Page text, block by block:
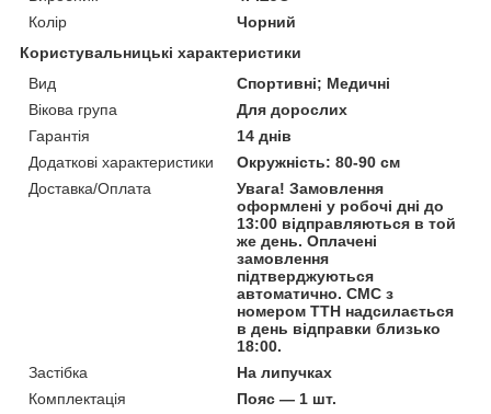
Колір
Чорний
Користувальницькі характеристики
Вид
Спортивні; Медичні
Вікова група
Для дорослих
Гарантія
14 днів
Додаткові характеристики
Окружність: 80-90 см
Доставка/Оплата
Увага! Замовлення
оформлені у робочі дні до
13:00 відправляються в той
же день. Оплачені
замовлення
підтверджуються
автоматично. СМС з
номером ТТН надсилається
в день відправки близько
18:00.
Застібка
На липучках
Комплектація
Пояс — 1 шт.